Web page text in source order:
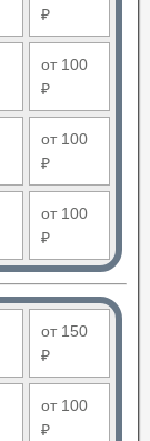
₽
от 100
₽
от 100
₽
от 100
₽
от 150
₽
от 100
₽